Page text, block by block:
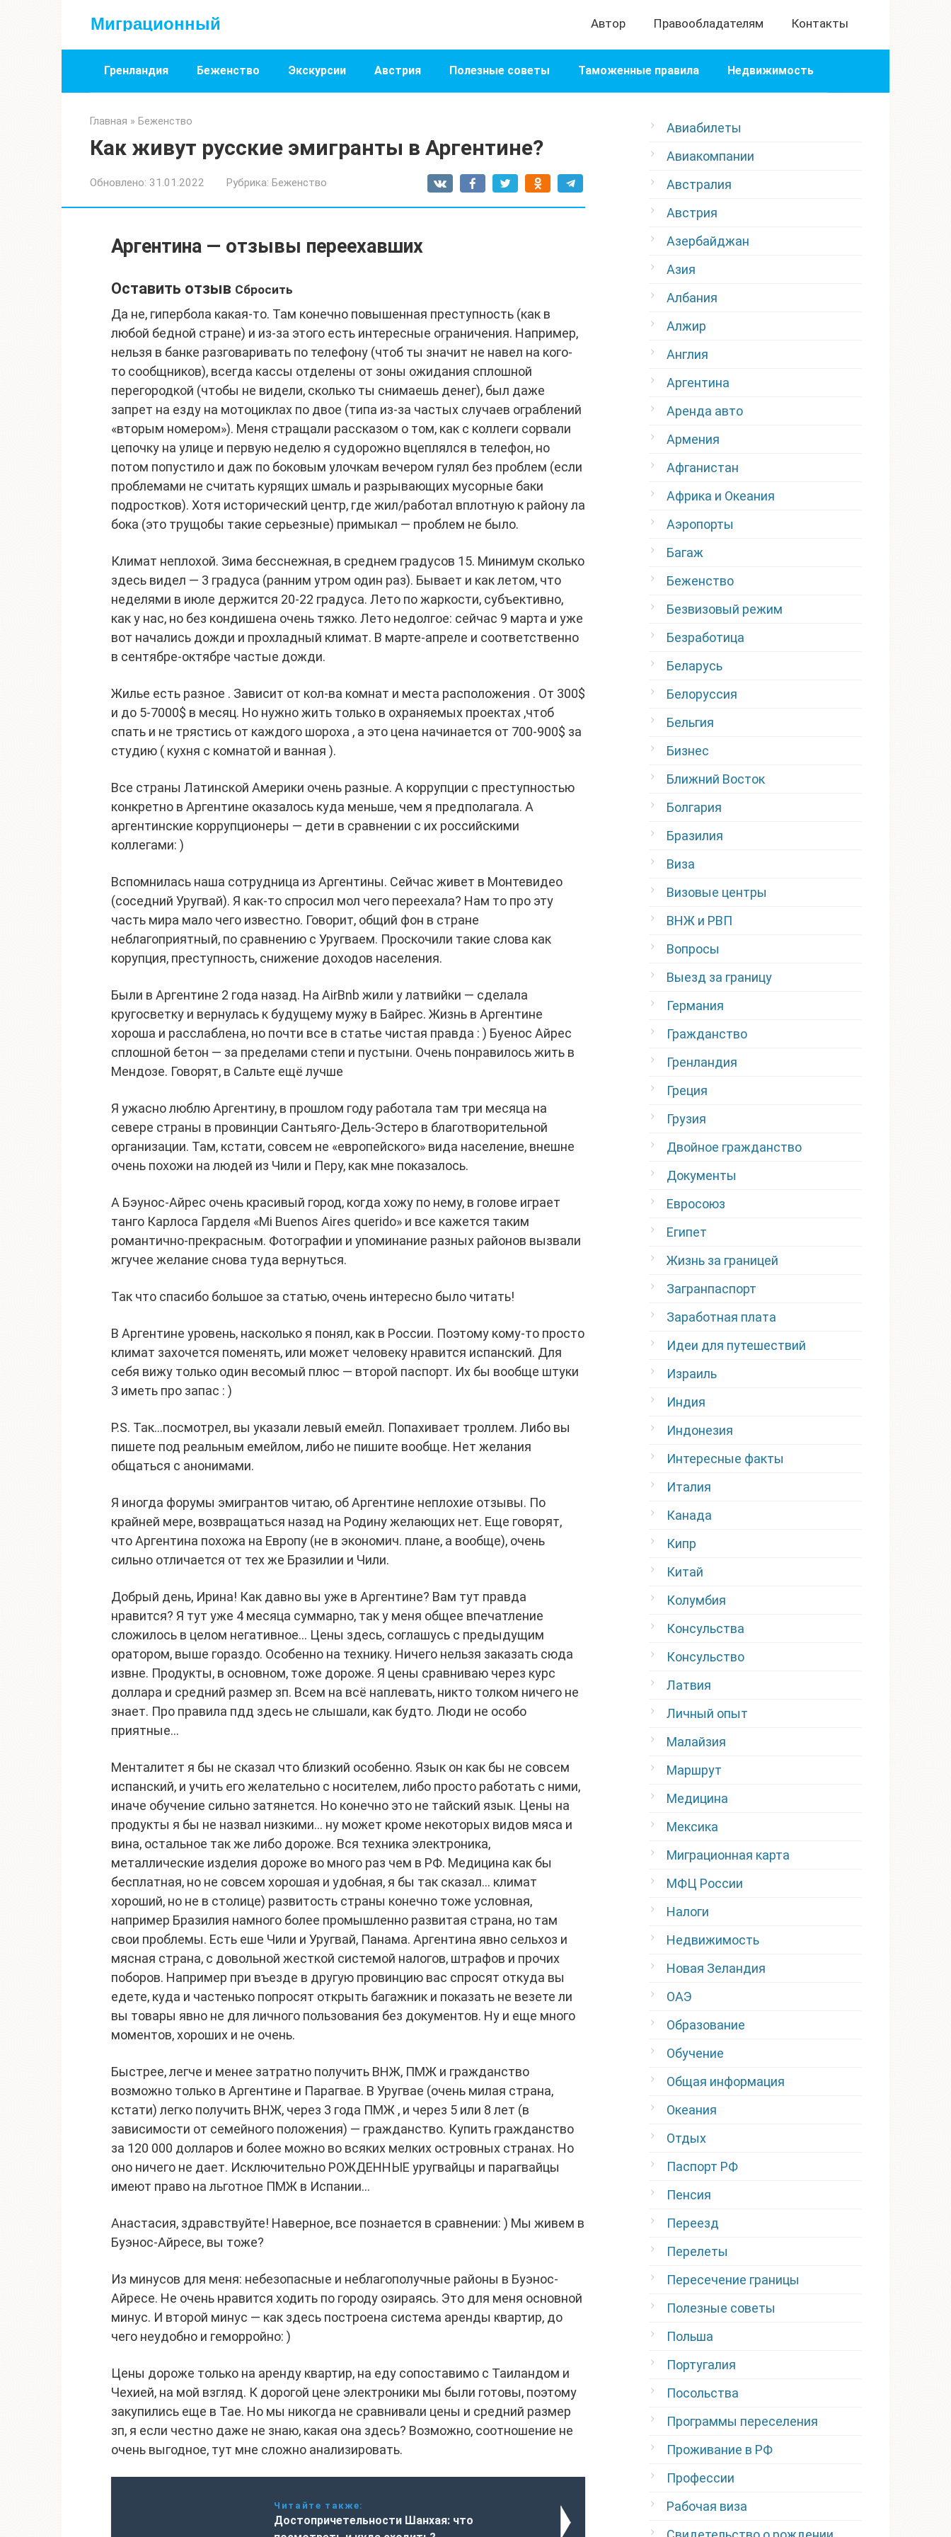
Миграционный Автор Правообладателям Контакты
Гренландия Беженство Экскурсии Австрия Полезные советы Таможенные правила Недвижимость
Главная » Беженство
Как живут русские эмигранты в Аргентине?
Обновлено: 31.01.2022 Рубрика: Беженство
Аргентина — отзывы переехавших
Оставить отзыв Сбросить
Да не, гипербола какая-то. Там конечно повышенная преступность (как в
любой бедной стране) и из-за этого есть интересные ограничения. Например,
нельзя в банке разговаривать по телефону (чтоб ты значит не навел на кого-
то сообщников), всегда кассы отделены от зоны ожидания сплошной
перегородкой (чтобы не видели, сколько ты снимаешь денег), был даже
запрет на езду на мотоциклах по двое (типа из-за частых случаев ограблений
«вторым номером»). Меня стращали рассказом о том, как с коллеги сорвали
цепочку на улице и первую неделю я судорожно вцеплялся в телефон, но
потом попустило и даж по боковым улочкам вечером гулял без проблем (если
проблемами не считать курящих шмаль и разрывающих мусорные баки
подростков). Хотя исторический центр, где жил/работал вплотную к району ла
бока (это трущобы такие серьезные) примыкал — проблем не было.
Климат неплохой. Зима бесснежная, в среднем градусов 15. Минимум сколько
здесь видел — 3 градуса (ранним утром один раз). Бывает и как летом, что
неделями в июле держится 20-22 градуса. Лето по жаркости, субъективно,
как у нас, но без кондишена очень тяжко. Лето недолгое: сейчас 9 марта и уже
вот начались дожди и прохладный климат. В марте-апреле и соответственно
в сентябре-октябре частые дожди.
Жилье есть разное . Зависит от кол-ва комнат и места расположения . От 300$
и до 5-7000$ в месяц. Но нужно жить только в охраняемых проектах ,чтоб
спать и не трястись от каждого шороха , а это цена начинается от 700-900$ за
студию ( кухня с комнатой и ванная ).
Все страны Латинской Америки очень разные. А коррупции с преступностью
конкретно в Аргентине оказалось куда меньше, чем я предполагала. А
аргентинские коррупционеры — дети в сравнении с их российскими
коллегами: )
Вспомнилась наша сотрудница из Аргентины. Сейчас живет в Монтевидео
(соседний Уругвай). Я как-то спросил мол чего переехала? Нам то про эту
часть мира мало чего известно. Говорит, общий фон в стране
неблагоприятный, по сравнению с Уругваем. Проскочили такие слова как
корупция, преступность, снижение доходов населения.
Были в Аргентине 2 года назад. На AirBnb жили у латвийки — сделала
кругосветку и вернулась к будущему мужу в Байрес. Жизнь в Аргентине
хороша и расслаблена, но почти все в статье чистая правда : ) Буенос Айрес
сплошной бетон — за пределами степи и пустыни. Очень понравилось жить в
Мендозе. Говорят, в Сальте ещё лучше
Я ужасно люблю Аргентину, в прошлом году работала там три месяца на
севере страны в провинции Сантьяго-Дель-Эстеро в благотворительной
организации. Там, кстати, совсем не «европейского» вида население, внешне
очень похожи на людей из Чили и Перу, как мне показалось.
А Бэунос-Айрес очень красивый город, когда хожу по нему, в голове играет
танго Карлоса Гарделя «Mi Buenos Aires querido» и все кажется таким
романтично-прекрасным. Фотографии и упоминание разных районов вызвали
жгучее желание снова туда вернуться.
Так что спасибо большое за статью, очень интересно было читать!
В Аргентине уровень, насколько я понял, как в России. Поэтому кому-то просто
климат захочется поменять, или может человеку нравится испанский. Для
себя вижу только один весомый плюс — второй паспорт. Их бы вообще штуки
3 иметь про запас : )
P.S. Так…посмотрел, вы указали левый емейл. Попахивает троллем. Либо вы
пишете под реальным емейлом, либо не пишите вообще. Нет желания
общаться с анонимами.
Я иногда форумы эмигрантов читаю, об Аргентине неплохие отзывы. По
крайней мере, возвращаться назад на Родину желающих нет. Еще говорят,
что Аргентина похожа на Европу (не в экономич. плане, а вообще), очень
сильно отличается от тех же Бразилии и Чили.
Добрый день, Ирина! Как давно вы уже в Аргентине? Вам тут правда
нравится? Я тут уже 4 месяца суммарно, так у меня общее впечатление
сложилось в целом негативное… Цены здесь, соглашусь с предыдущим
оратором, выше гораздо. Особенно на технику. Ничего нельзя заказать сюда
извне. Продукты, в основном, тоже дороже. Я цены сравниваю через курс
доллара и средний размер зп. Всем на всё наплевать, никто толком ничего не
знает. Про правила пдд здесь не слышали, как будто. Люди не особо
приятные…
Менталитет я бы не сказал что близкий особенно. Язык он как бы не совсем
испанский, и учить его желательно с носителем, либо просто работать с ними,
иначе обучение сильно затянется. Но конечно это не тайский язык. Цены на
продукты я бы не назвал низкими… ну может кроме некоторых видов мяса и
вина, остальное так же либо дороже. Вся техника электроника,
металлические изделия дороже во много раз чем в РФ. Медицина как бы
бесплатная, но не совсем хорошая и удобная, я бы так сказал… климат
хороший, но не в столице) развитость страны конечно тоже условная,
например Бразилия намного более промышленно развитая страна, но там
свои проблемы. Есть еше Чили и Уругвай, Панама. Аргентина явно сельхоз и
мясная страна, с довольной жесткой системой налогов, штрафов и прочих
поборов. Например при въезде в другую провинцию вас спросят откуда вы
едете, куда и частенько попросят открыть багажник и показать не везете ли
вы товары явно не для личного пользования без документов. Ну и еще много
моментов, хороших и не очень.
Быстрее, легче и менее затратно получить ВНЖ, ПМЖ и гражданство
возможно только в Аргентине и Парагвае. В Уругвае (очень милая страна,
кстати) легко получить ВНЖ, через 3 года ПМЖ , и через 5 или 8 лет (в
зависимости от семейного положения) — гражданство. Купить гражданство
за 120 000 долларов и более можно во всяких мелких островных странах. Но
оно ничего не дает. Исключительно РОЖДЕННЫЕ уругвайцы и парагвайцы
имеют право на льготное ПМЖ в Испании…
Анастасия, здравствуйте! Наверное, все познается в сравнении: ) Мы живем в
Буэнос-Айресе, вы тоже?
Из минусов для меня: небезопасные и неблагополучные районы в Буэнос-
Айресе. Не очень нравится ходить по городу озираясь. Это для меня основной
минус. И второй минус — как здесь построена система аренды квартир, до
чего неудобно и геморройно: )
Цены дороже только на аренду квартир, на еду сопоставимо с Таиландом и
Чехией, на мой взгляд. К дорогой цене электроники мы были готовы, поэтому
закупились еще в Тае. Но мы никогда не сравнивали цены и средний размер
зп, я если честно даже не знаю, какая она здесь? Возможно, соотношение не
очень выгодное, тут мне сложно анализировать.
Читайте также:
Достопричетельности Шанхая: что
Авиабилеты
Авиакомпании
Австралия
Австрия
Азербайджан
Азия
Албания
Алжир
Англия
Аргентина
Аренда авто
Армения
Афганистан
Африка и Океания
Аэропорты
Багаж
Беженство
Безвизовый режим
Безработица
Беларусь
Белоруссия
Бельгия
Бизнес
Ближний Восток
Болгария
Бразилия
Виза
Визовые центры
ВНЖ и РВП
Вопросы
Выезд за границу
Германия
Гражданство
Гренландия
Греция
Грузия
Двойное гражданство
Документы
Евросоюз
Египет
Жизнь за границей
Загранпаспорт
Заработная плата
Идеи для путешествий
Израиль
Индия
Индонезия
Интересные факты
Италия
Канада
Кипр
Китай
Колумбия
Консульства
Консульство
Латвия
Личный опыт
Малайзия
Маршрут
Медицина
Мексика
Миграционная карта
МФЦ России
Налоги
Недвижимость
Новая Зеландия
ОАЭ
Образование
Обучение
Общая информация
Океания
Отдых
Паспорт РФ
Пенсия
Переезд
Перелеты
Пересечение границы
Полезные советы
Польша
Португалия
Посольства
Программы переселения
Проживание в РФ
Профессии
Рабочая виза